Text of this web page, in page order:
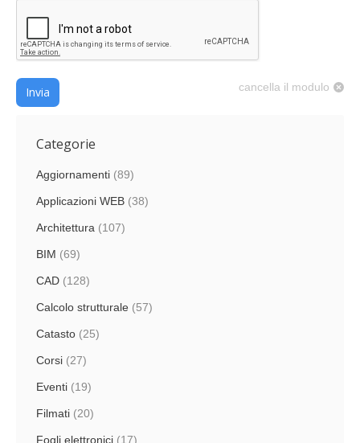
cancella il modulo
Invia
Categorie
Aggiornamenti (89)
Applicazioni WEB (38)
Architettura (107)
BIM (69)
CAD (128)
Calcolo strutturale (57)
Catasto (25)
Corsi (27)
Eventi (19)
Filmati (20)
Fogli elettronici (17)